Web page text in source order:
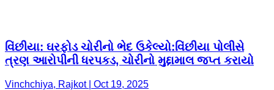
વિંછીયા: ઘરફોડ ચોરીનો ભેદ ઉકેલ્યો:વિંછીયા પોલીસે
ત્રણ આરોપીની ધરપકડ, ચોરીનો મુદ્દામાલ જપ્ત કરાયો
Vinchchiya, Rajkot | Oct 19, 2025